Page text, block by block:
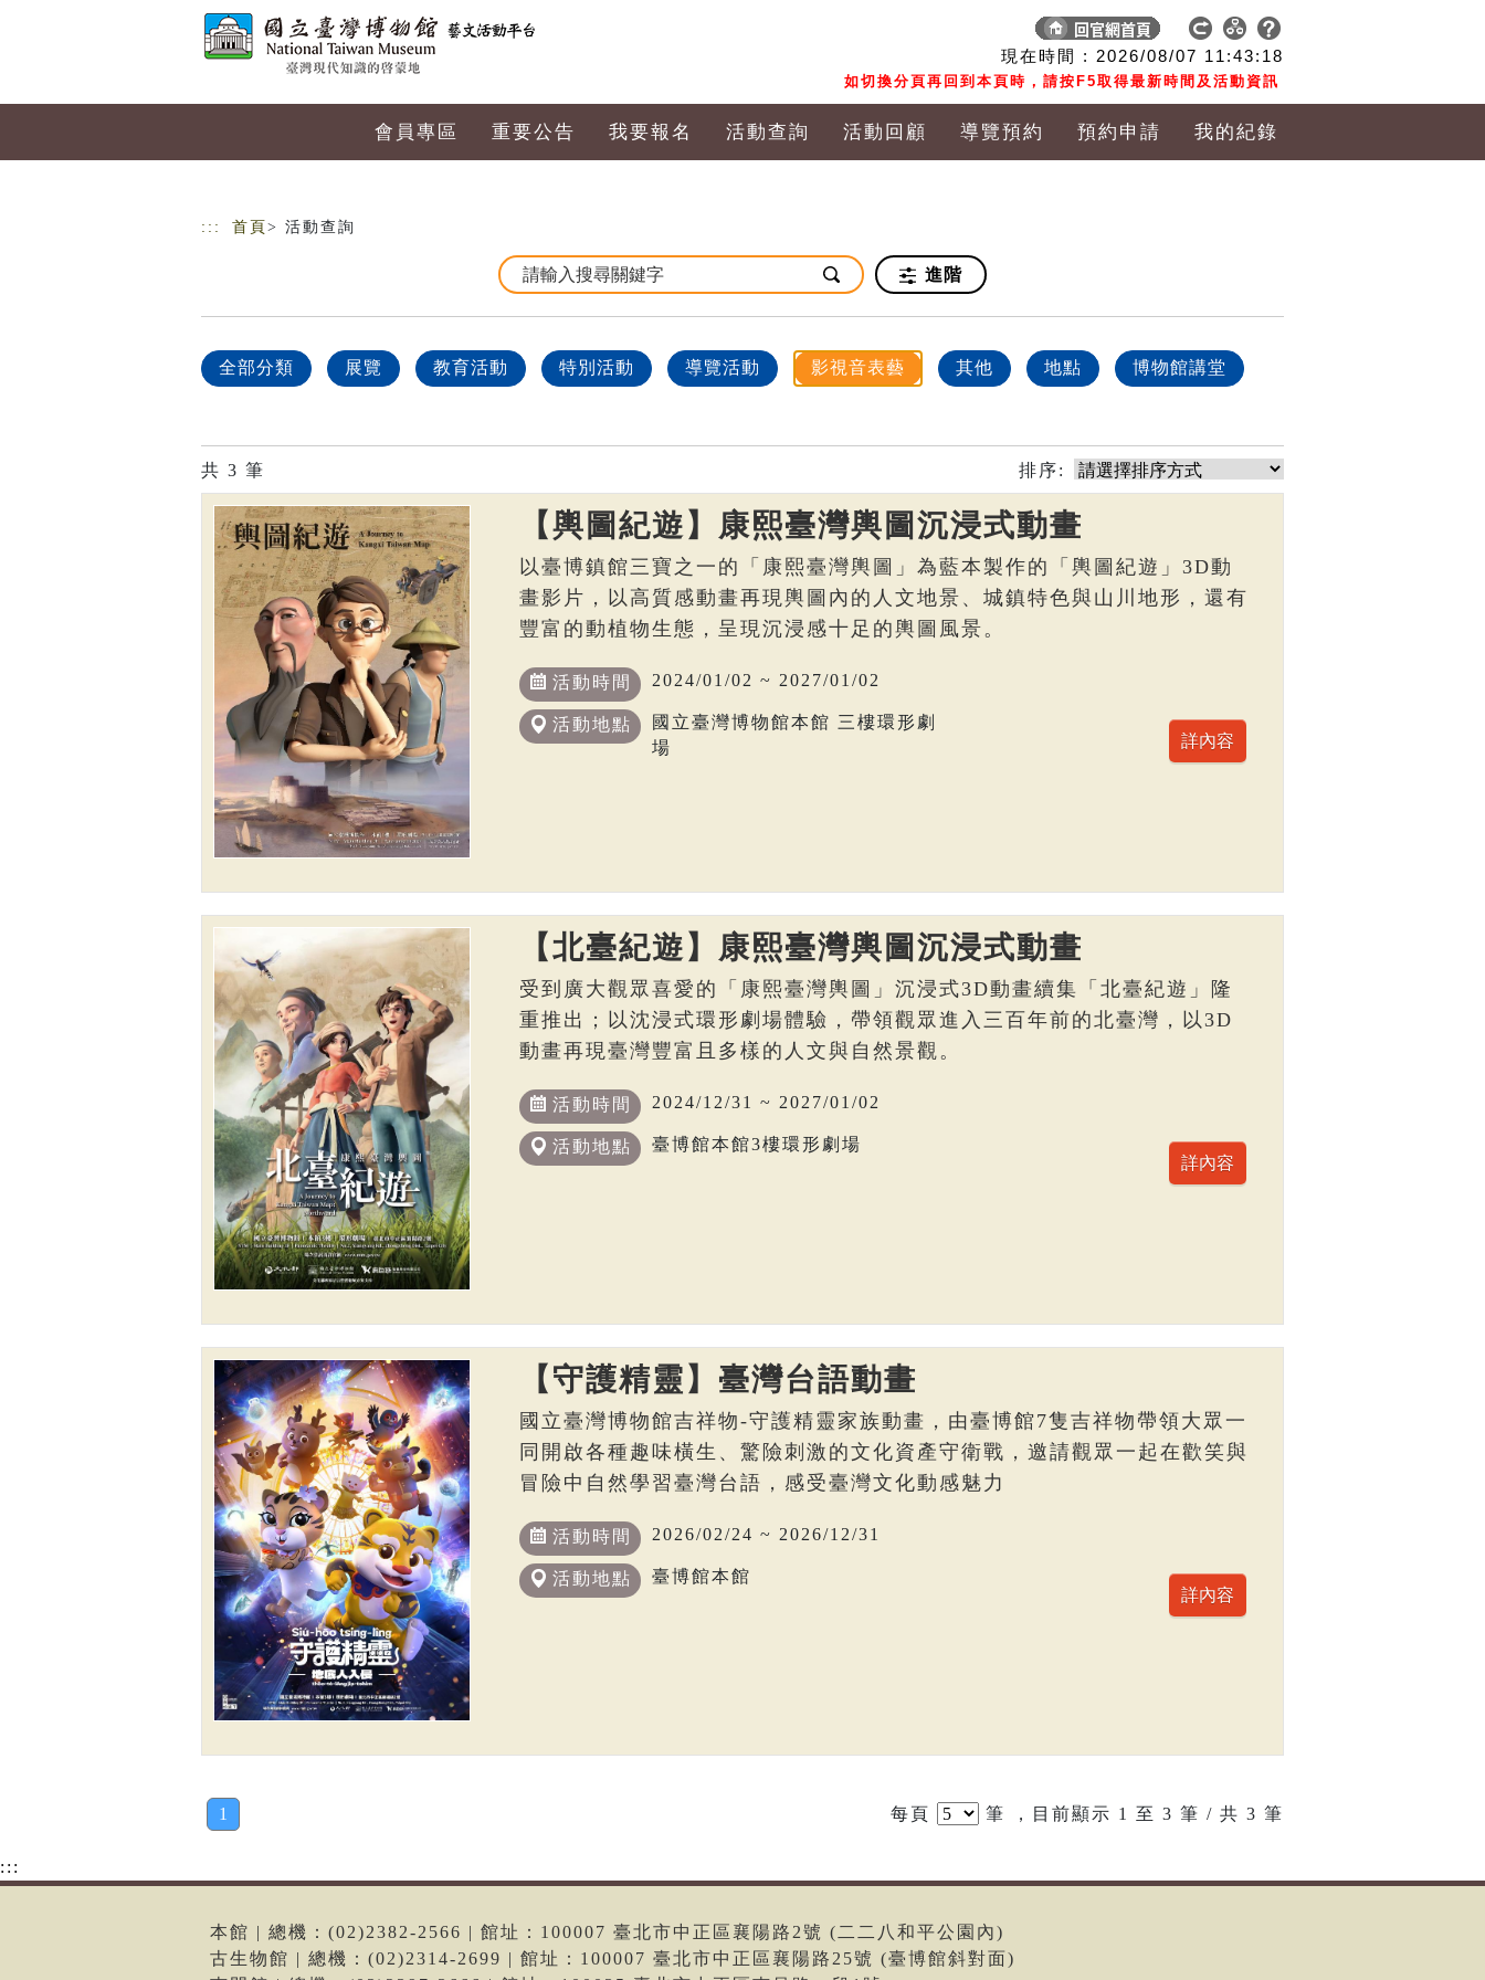
現在時間 : 2026/08/07 11:43:18
如切換分頁再回到本頁時，請按F5取得最新時間及活動資訊
會員專區 重要公告 我要報名 活動查詢 活動回顧 導覽預約 預約申請 我的紀錄
::: 首頁 > 活動查詢
進階
全部分類 展覽 教育活動 特別活動 導覽活動 影視音表藝 其他 地點 博物館講堂
共 3 筆 排序:
【輿圖紀遊】康熙臺灣輿圖沉浸式動畫
以臺博鎮館三寶之一的「康熙臺灣輿圖」為藍本製作的「輿圖紀遊」3D動
畫影片，以高質感動畫再現輿圖內的人文地景、城鎮特色與山川地形，還有
豐富的動植物生態，呈現沉浸感十足的輿圖風景。
活動時間 2024/01/02 ~ 2027/01/02
活動地點
國立臺灣博物館本館 三樓環形劇
場
【北臺紀遊】康熙臺灣輿圖沉浸式動畫
受到廣大觀眾喜愛的「康熙臺灣輿圖」沉浸式3D動畫續集「北臺紀遊」隆
重推出；以沈浸式環形劇場體驗，帶領觀眾進入三百年前的北臺灣，以3D
動畫再現臺灣豐富且多樣的人文與自然景觀。
活動時間 2024/12/31 ~ 2027/01/02
活動地點 臺博館本館3樓環形劇場
【守護精靈】臺灣台語動畫
國立臺灣博物館吉祥物-守護精靈家族動畫，由臺博館7隻吉祥物帶領大眾一
同開啟各種趣味橫生、驚險刺激的文化資產守衛戰，邀請觀眾一起在歡笑與
冒險中自然學習臺灣台語，感受臺灣文化動感魅力
活動時間 2026/02/24 ~ 2026/12/31
活動地點 臺博館本館
1 每頁 筆 ，目前顯示 1 至 3 筆 / 共 3 筆
:::
本館 | 總機：(02)2382-2566 | 館址：100007 臺北市中正區襄陽路2號 (二二八和平公園內)
古生物館 | 總機：(02)2314-2699 | 館址：100007 臺北市中正區襄陽路25號 (臺博館斜對面)